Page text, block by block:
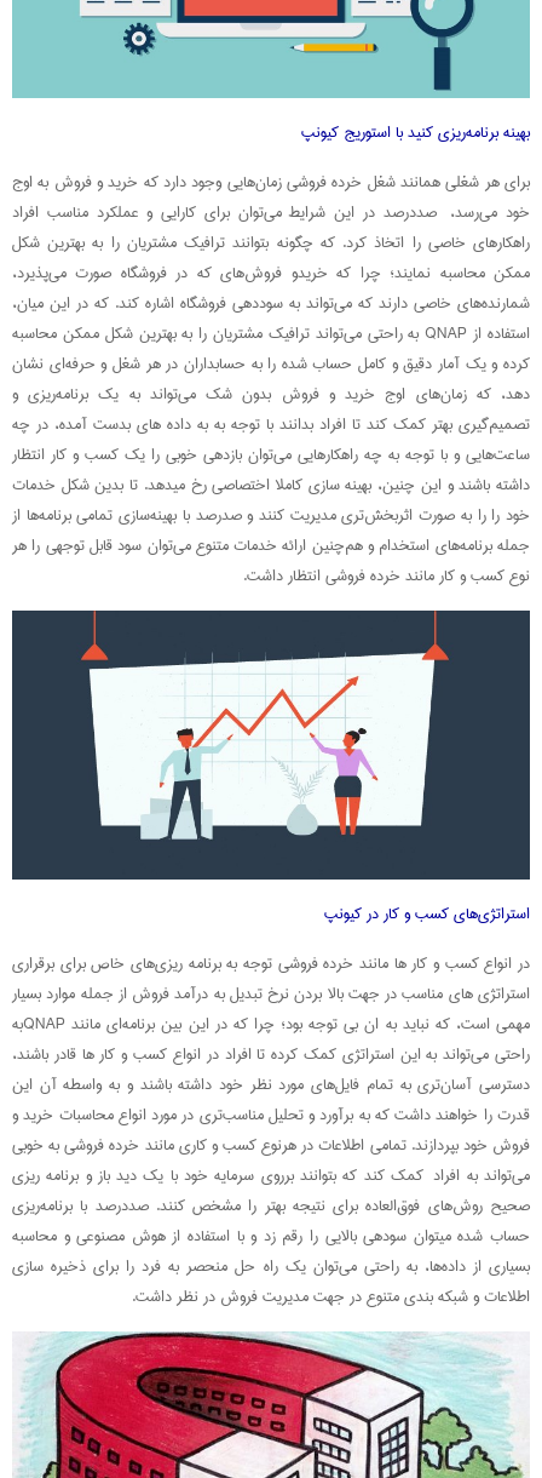
بهینه برنامه‌ریزی کنید با استوریج کیونپ
برای هر شغلی همانند شغل خرده فروشی زمان‌هایی وجود دارد که خرید و فروش به اوج
خود می‌رسد، صددرصد در این شرایط می‌توان برای کارایی و عملکرد مناسب افراد
راهکارهای خاصی را اتخاذ کرد. که چگونه بتوانند ترافیک مشتریان را به بهترین شکل
ممکن محاسبه نمایند؛ چرا که خریدو فروش‌های که در فروشگاه صورت می‌پذیرد،
شمارنده‌های خاصی دارند که می‌تواند به سوددهی فروشگاه اشاره کند. که در این میان،
استفاده از QNAP به راحتی می‌تواند ترافیک مشتریان را به بهترین شکل ممکن محاسبه
کرده و یک آمار دقیق و کامل حساب شده را به حسابداران در هر شغل و حرفه‌ای نشان
دهد، که زمان‌های اوج خرید و فروش بدون شک می‌تواند به یک برنامه‌ریزی و
تصمیم‌گیری بهتر کمک کند تا افراد بدانند با توجه به به داده های بدست آمده، در چه
ساعت‌هایی و با توجه به چه راهکارهایی می‌توان بازدهی خوبی را یک کسب و کار انتظار
داشته باشند و این چنین، بهینه سازی کاملا اختصاصی رخ می‎دهد. تا بدین شکل خدمات
خود را را به صورت اثربخش‌تری مدیریت کنند و صدرصد با بهینه‌سازی تمامی برنامه‌ها از
جمله برنامه‌های استخدام و هم‌چنین ارائه خدمات متنوع می‌توان سود قابل توجهی را هر
نوع کسب و کار مانند خرده فروشی انتظار داشت.
استراتژی‌های کسب و کار در کیونپ
در انواع کسب و کار ها مانند خرده فروشی توجه به برنامه ریزی‌های خاص برای برقراری
استراتژی های مناسب در جهت بالا بردن نرخ تبدیل به درآمد فروش از جمله موارد بسیار
مهمی است، که نباید به ان بی توجه بود؛ چرا که در این بین برنامه‌ای مانند QNAPبه
راحتی می‌تواند به این استراتژی کمک کرده تا افراد در انواع کسب و کار ها قادر باشند،
دسترسی آسان‌تری به تمام فایل‌های مورد نظر خود داشته باشند و به واسطه آن این
قدرت را خواهند داشت که به برآورد و تحلیل مناسب‌تری در مورد انواع محاسبات خرید و
فروش خود بپردازند. تمامی اطلاعات در هرنوع کسب و کاری مانند خرده فروشی به خوبی
می‌تواند به افراد کمک کند که بتوانند برروی سرمایه خود با یک دید باز و برنامه ریزی
صحیح روش‌های فوق‌العاده برای نتیجه بهتر را مشخص کنند. صددرصد با برنامه‌ریزی
حساب شده میتوان سودهی بالایی را رقم زد و با استفاده از هوش مصنوعی و محاسبه
بسیاری از داده‌ها، به راحتی می‌توان یک راه حل منحصر به فرد را برای ذخیره سازی
اطلاعات و شبکه بندی متنوع در جهت مدیریت فروش در نظر داشت.